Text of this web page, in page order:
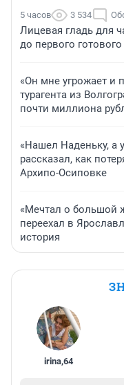
5 часов 3 534
Лицевая гладь для
до первого
«Он мне угрожает и
турагента из
почти миллиона
«Нашел Наденьку, а
рассказал, как
Архипо-Осиповке
«Мечтал о большой
переехал в
история
irina,64